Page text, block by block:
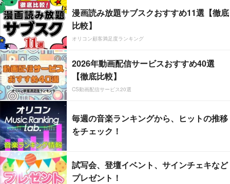
漫画読み放題サブスクおすすめ11選【徹底
比較】
オリコン顧客満足度ランキング
2026年動画配信サービスおすすめ40選
【徹底比較】
CS動画配信サービス20選
毎週の音楽ランキングから、ヒットの推移
をチェック！
試写会、登壇イベント、サインチェキなど
プレゼント！